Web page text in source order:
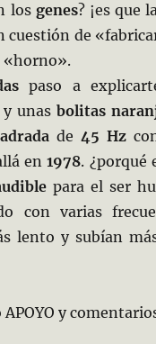
los genes? ¡es que
cuestión de
«horno».
paso a
y unas bolitas
de 45 Hz
en1978. ¿porqué
para el ser
con varias
lento y subían
y